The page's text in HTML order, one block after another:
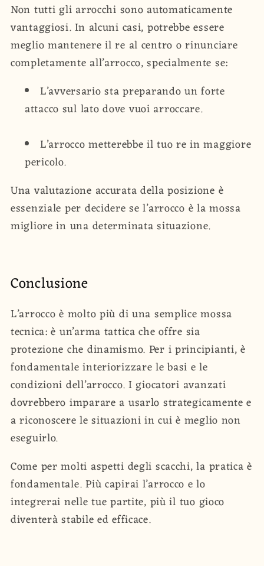
Non tutti gli arrocchi sono automaticamente
vantaggiosi. In alcuni casi, potrebbe essere
meglio mantenere il re al centro o rinunciare
completamente all’arrocco, specialmente se:
L’avversario sta preparando un forte
attacco sul lato dove vuoi arroccare.
L’arrocco metterebbe il tuo re in maggiore
pericolo.
Una valutazione accurata della posizione è
essenziale per decidere se l’arrocco è la mossa
migliore in una determinata situazione.
Conclusione
L’arrocco è molto più di una semplice mossa
tecnica: è un’arma tattica che offre sia
protezione che dinamismo. Per i principianti, è
fondamentale interiorizzare le basi e le
condizioni dell’arrocco. I giocatori avanzati
dovrebbero imparare a usarlo strategicamente e
a riconoscere le situazioni in cui è meglio non
eseguirlo.
Come per molti aspetti degli scacchi, la pratica è
fondamentale. Più capirai l’arrocco e lo
integrerai nelle tue partite, più il tuo gioco
diventerà stabile ed efficace.